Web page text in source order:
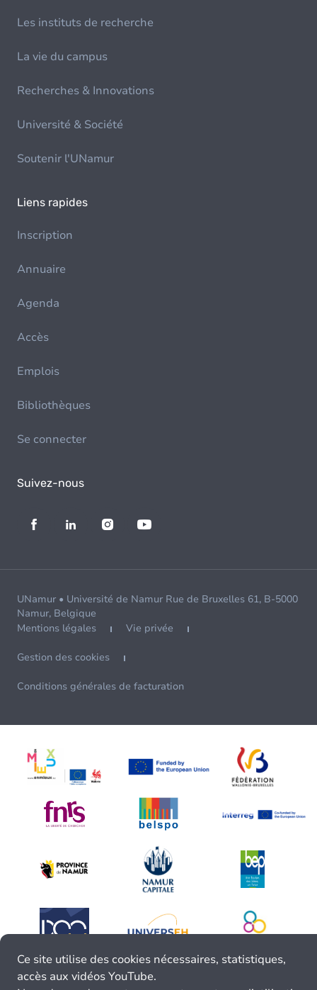
Les instituts de recherche
La vie du campus
Recherches & Innovations
Université & Société
Soutenir l'UNamur
Liens rapides
Inscription
Annuaire
Agenda
Accès
Emplois
Bibliothèques
Se connecter
Suivez-nous
UNamur • Université de Namur Rue de Bruxelles 61, B-5000
Namur, Belgique
Mentions légales
Vie privée
Gestion des cookies
Conditions générales de facturation
Ce site utilise des cookies nécessaires, statistiques,
accès aux vidéos YouTube.